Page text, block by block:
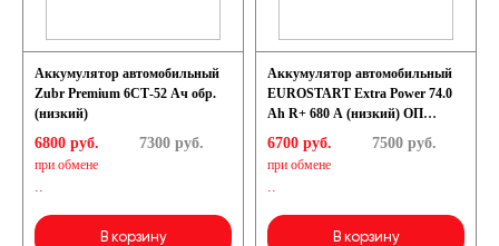
Аккумулятор автомобильный
Zubr Premium 6СТ-52 Ач обр.
(низкий)
6800 руб.
при обмене
..
7300руб.
В корзину
Аккумулятор автомобильный
EUROSTART Extra Power 74.0
Ah R+ 680 A (низкий) ОП
(278x175x175) LB3
6700 руб.
при обмене
..
7500руб.
В корзину